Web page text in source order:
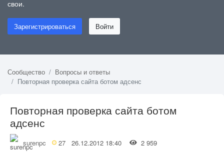
свои.
Зарегистрироваться Войти
Сообщество
Вопросы и ответы
Повторная проверка сайта ботом адсенс
Повторная проверка сайта ботом
адсенс
surenpc 27 26.12.2012 18:40 2 959